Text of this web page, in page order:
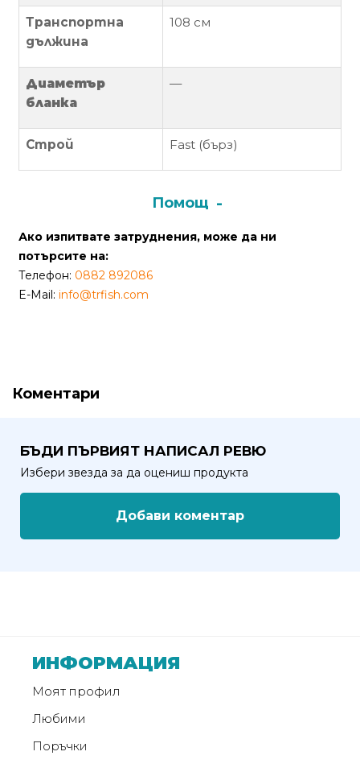
Всички
права
Интернет
Маркетинг
Дизайн
Weberest
Транспортна
дължина
108 см
Диаметър
бланка
—
Строй Fast (бърз)
Помощ
Ако изпитвате затруднения, може да ни
потърсите на:
Телефон: 0882 892086
E-Mail: info@trfish.com
Коментари
БЪДИ ПЪРВИЯТ НАПИСАЛ РЕВЮ
Избери звезда за да оцениш продукта
Добави коментар
ИНФОРМАЦИЯ
Моят профил
Любими
Поръчки